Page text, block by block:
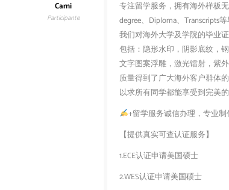
Cami
Participante
专注留学服务，拥有海外样板
degree、Diploma、Transcripts
我们对海外大学及学院的毕业
包括：隐形水印，阴影底纹，
文字图案浮雕，激光镭射，紫
质量得到了广大海外客户群体
以求所有同学都能享受到完美的
+留学服务诚信办理，专业
【提供真实可查认证服务】
1.ECE认证申请美国硕士
2.WES认证申请美国硕士